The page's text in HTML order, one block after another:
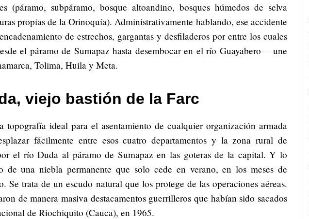
(páramo, subpáramo, bosque altoandino, bosques húmedos de selva
propias de la Orinoquía). Administrativamente hablando, ese accidente
de estrechos, gargantas y desfiladeros por entre los cuales
el páramo de Sumapaz hasta desembocar en el río Guayabero— une
Tolima, Huila y Meta.
viejo bastión de la Farc
topografía ideal para el asentamiento de cualquier organización armada
fácilmente entre esos cuatro departamentos y la zona rural de
el río Duda al páramo de Sumapaz en las goteras de la capital. Y lo
de una niebla permanente que solo cede en verano, en los meses de
Se trata de un escudo natural que los protege de las operaciones aéreas.
de manera masiva destacamentos guerrilleros que habían sido sacados
de Riochiquito (Cauca), en 1965.